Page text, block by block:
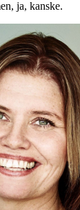
ja, kanske.